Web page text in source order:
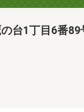
台1丁目6番89